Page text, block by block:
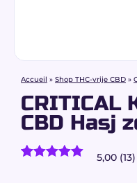
Accueil » Shop THC-vrije CBD »
CRITICAL
CBD Hasj
5,00 (13)